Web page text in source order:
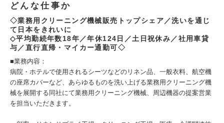
どんな仕事か
◇業務用クリーニング機械販売トップシェア／洗いを通じ
て日本をきれいに
◇平均勤続年数18年／年休124日／土日祝休み／社用車貸
与／直行直帰・マイカー通勤可◇
■業務内容：
病院・ホテルで使用されるシーツなどのリネン品、一般衣料、航空機
の座席カバーなど、あらゆるものを洗い上げる業務用クリーニング機
械を展開する同社にて業務用クリーニング機械、周辺機器の提案営業
を担当いただきます。